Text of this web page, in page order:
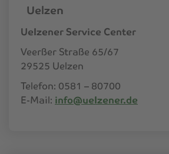
Uelzen
Uelzener Service Center
Veerßer Straße 65/67
29525 Uelzen
Telefon: 0581 – 80700
E-Mail: info@uelzener.de